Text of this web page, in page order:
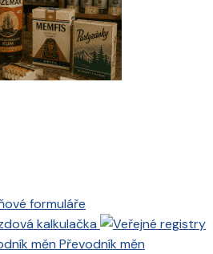
formuláře
kalkulačka
Převodník měn